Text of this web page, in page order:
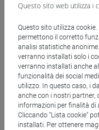
[LT40] LINGUE,
subcontinente
medio oriente e
Mutua da
ESERCITAZIONI
[LT0064]
Questo sito web utilizza i
Questo sito utilizza
permettono il corretto
analisi statistiche
verranno installati solo i
verranno installati anche
funzionalità dei social
utilizzo. In questo caso, i
anche con i nostri partner,
informazioni per finalità di
Cliccando “Lista cookie”
installati. Per ottenere